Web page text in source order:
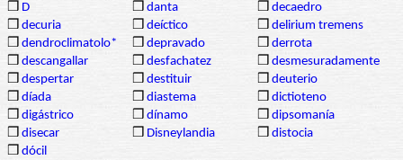
❒ D ❒ danta ❒ decaedro
❒ decuria ❒ deíctico ❒ delirium tremens
❒ dendroclimatolo* ❒ depravado ❒ derrota
❒ descangallar ❒ desfachatez ❒ desmesuradamente
❒ despertar ❒ destituir ❒ deuterio
❒ díada ❒ diastema ❒ dictioteno
❒ digástrico ❒ dínamo ❒ dipsomanía
❒ disecar ❒ Disneylandia ❒ distocia
❒ dócil